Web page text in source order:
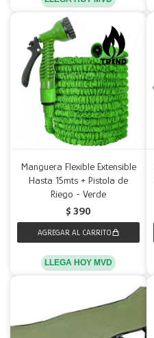
Manguera Flexible Extensible
Hasta 15mts + Pistola de
Riego - Verde
$ 390
LLEGA HOY MVD